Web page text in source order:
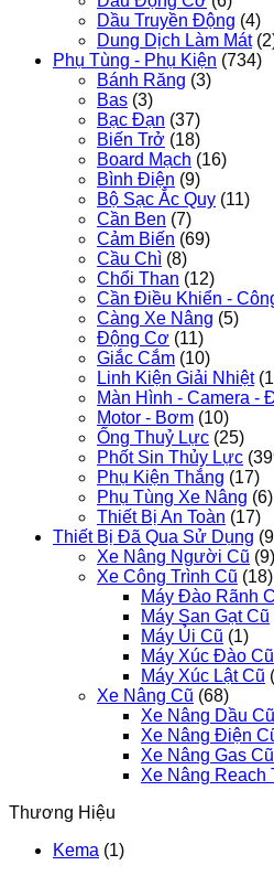
Dầu Truyền Động (4)
Dung Dịch Làm Mát
Phụ Tùng - Phụ Kiện (734)
Bánh Răng (3)
Bas (3)
Bạc Đạn (37)
Biến Trở (18)
Board Mạch (16)
Bình Điện (9)
Bộ Sạc Ắc Quy (11)
Cần Ben (7)
Cảm Biến (69)
Cầu Chì (8)
Chổi Than (12)
Cần Điều Khiển -
Càng Xe Nâng (5)
Động Cơ (11)
Giắc Cắm (10)
Linh Kiện Giải Nhiệt
Màn Hình - Camera -
Motor - Bơm (10)
Ống Thuỷ Lực (25)
Phốt Sin Thủy Lực
Phụ Kiện Thắng (17)
Phụ Tùng Xe Nâng (6)
Thiết Bị An Toàn (17)
Thiết Bị Đã Qua Sử Dụng
Xe Nâng Người Cũ (9)
Xe Công Trình Cũ (18)
Máy Đào Rãnh
Máy San Gạt Cũ
Máy Ủi Cũ (1)
Máy Xúc Đào Cũ
Máy Xúc Lật Cũ
Xe Nâng Cũ (68)
Xe Nâng Dầu
Xe Nâng Điện
Xe Nâng Gas
Xe Nâng Reach
Thương Hiệu
Kema (1)